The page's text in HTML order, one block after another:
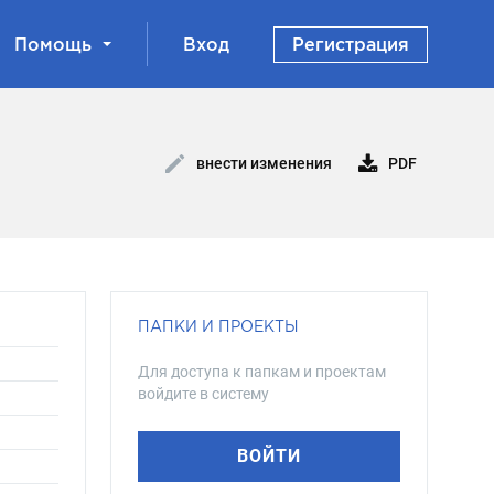
Помощь Вход Регистрация
внести изменения PDF
ПАПКИ И ПРОЕКТЫ
Для доступа к папкам и проектам
войдите в систему
ВОЙТИ